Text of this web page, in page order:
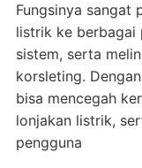
Fungsinya sangat
listrik ke berbagai
sistem, serta
korsleting.
bisa mencegah
lonjakan listrik,
pengguna